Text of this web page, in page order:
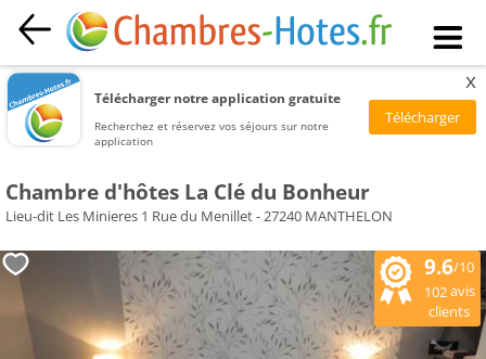
Télécharger notre application gratuite
Recherchez et réservez vos séjours sur notre
application
x
Chambre d'hôtes La Clé du Bonheur
Lieu-dit Les Minieres 1 Rue du Menillet - 27240 MANTHELON
9.6/10
102avis
clients